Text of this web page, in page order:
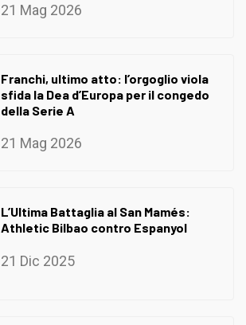
21 Mag 2026
Franchi, ultimo atto: l’orgoglio viola
sfida la Dea d’Europa per il congedo
della Serie A
21 Mag 2026
L’Ultima Battaglia al San Mamés:
Athletic Bilbao contro Espanyol
21 Dic 2025